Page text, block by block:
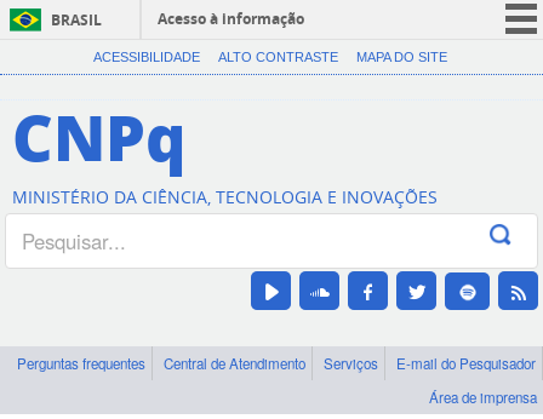
BRASIL
Acesso à informação
CORONAVÍRUS (COVID-19)
Canais
ACESSIBILIDADE ALTO CONTRASTE MAPA DO SITE
CNPq
MINISTÉRIO DA CIÊNCIA, TECNOLOGIA E INOVAÇÕES
Perguntas frequentes Central de Atendimento Serviços
E-mail do Pesquisador
Área de imprensa